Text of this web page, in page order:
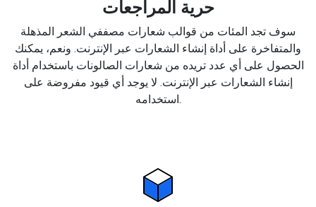
حرية المراجعات
سوف تجد المئات من قوالب شعارات مصففي الشعر المذهلة
والمتفاخرة على أداة إنشاء الشعارات عبر الإنترنت. ونعم، يمكنك
الحصول على أي عدد تريده من شعارات الصالونات باستخدام أداة
إنشاء الشعارات عبر الإنترنت. لا يوجد أي قيود مفروضة على
استخدامه.